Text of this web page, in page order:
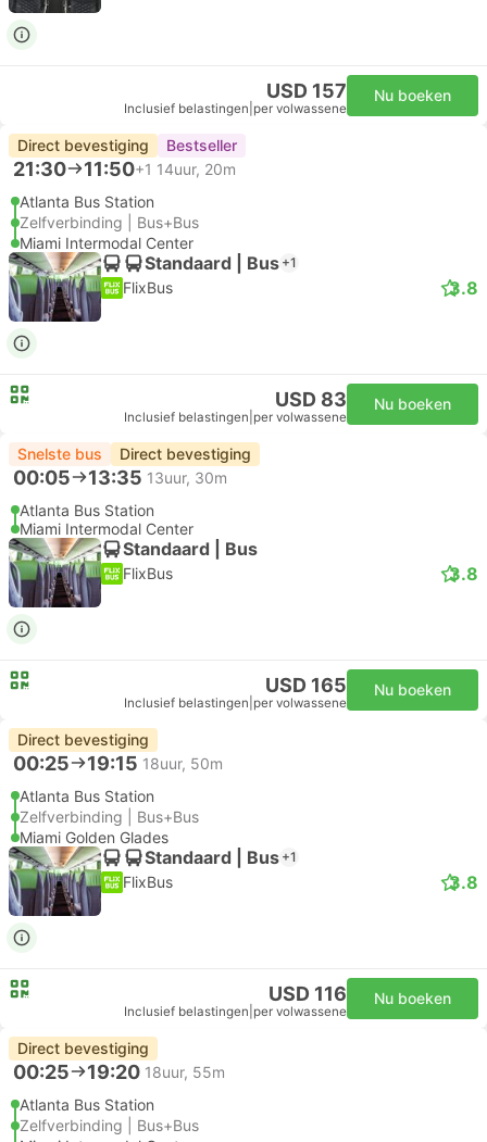
USD 157
Inclusief belastingen per volwassene
Nu boeken
Direct bevestiging Bestseller
21:30 11:50+1 14uur, 20m
Atlanta Bus Station
Zelfverbinding | Bus+Bus
Miami Intermodal Center
Standaard | Bus +1
FlixBus 3.8
USD 83
Inclusief belastingen per volwassene
Nu boeken
Snelste bus Direct bevestiging
00:05 13:35 13uur, 30m
Atlanta Bus Station
Miami Intermodal Center
Standaard | Bus
FlixBus 3.8
USD 165
Inclusief belastingen per volwassene
Nu boeken
Direct bevestiging
00:25 19:15 18uur, 50m
Atlanta Bus Station
Zelfverbinding | Bus+Bus
Miami Golden Glades
Standaard | Bus +1
FlixBus 3.8
USD 116
Inclusief belastingen per volwassene
Nu boeken
Direct bevestiging
00:25 19:20 18uur, 55m
Atlanta Bus Station
Zelfverbinding | Bus+Bus